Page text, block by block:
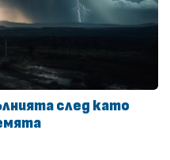
след като